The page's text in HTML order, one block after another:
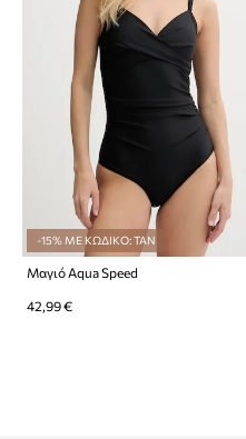
-15% ΜΕ ΚΩΔΙΚΟ: TAN
Μαγιό Aqua Speed
42,99 €